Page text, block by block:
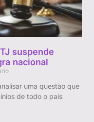
suspende
nacional
uma questão que
de todo o país